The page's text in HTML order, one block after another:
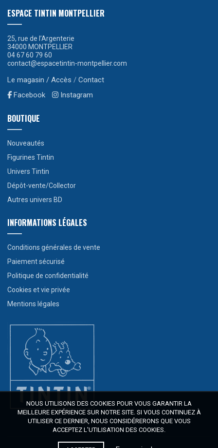
ESPACE TINTIN MONTPELLIER
25, rue de l’Argenterie
34000 MONTPELLIER
04 67 60 79 60
contact@espacetintin-montpellier.com
Le magasin / Accès / Contact
Facebook
Instagram
BOUTIQUE
Nouveautés
Figurines Tintin
Univers Tintin
Dépôt-vente/Collector
Autres univers BD
INFORMATIONS LÉGALES
Conditions générales de vente
Paiement sécurisé
Politique de confidentialité
Cookies et vie privée
Mentions légales
NOUS UTILISONS DES COOKIES POUR VOUS GARANTIR LA
MEILLEURE EXPÉRIENCE SUR NOTRE SITE. SI VOUS CONTINUEZ À
UTILISER CE DERNIER, NOUS CONSIDÉRERONS QUE VOUS
ACCEPTEZ L'UTILISATION DES COOKIES.